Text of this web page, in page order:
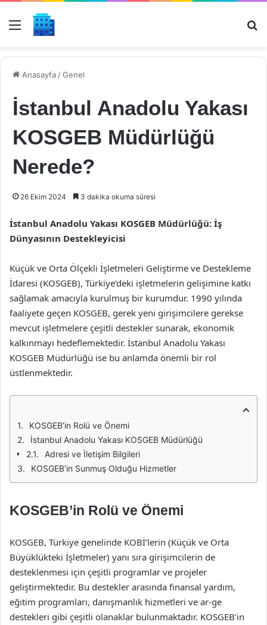
Menü
Anasayfa /Genel
İstanbul Anadolu Yakası
KOSGEB Müdürlüğü
Nerede?
26 Ekim 2024 3 dakika okuma süresi
İstanbul Anadolu Yakası KOSGEB Müdürlüğü: İş
Dünyasının Destekleyicisi
Küçük ve Orta Ölçekli İşletmeleri Geliştirme ve Destekleme
İdaresi (KOSGEB), Türkiye’deki işletmelerin gelişimine katkı
sağlamak amacıyla kurulmuş bir kurumdur. 1990 yılında
faaliyete geçen KOSGEB, gerek yeni girişimcilere gerekse
mevcut işletmelere çeşitli destekler sunarak, ekonomik
kalkınmayı hedeflemektedir. İstanbul Anadolu Yakası
KOSGEB Müdürlüğü ise bu anlamda önemli bir rol
üstlenmektedir.
KOSGEB’in Rolü ve Önemi
İstanbul Anadolu Yakası KOSGEB Müdürlüğü
Adresi ve İletişim Bilgileri
KOSGEB’in Sunmuş Olduğu Hizmetler
KOSGEB’in Rolü ve Önemi
KOSGEB, Türkiye genelinde KOBİ’lerin (Küçük ve Orta
Büyüklükteki İşletmeler) yanı sıra girişimcilerin de
desteklenmesi için çeşitli programlar ve projeler
geliştirmektedir. Bu destekler arasında finansal yardım,
eğitim programları, danışmanlık hizmetleri ve ar-ge
destekleri gibi çeşitli olanaklar bulunmaktadır. KOSGEB’in